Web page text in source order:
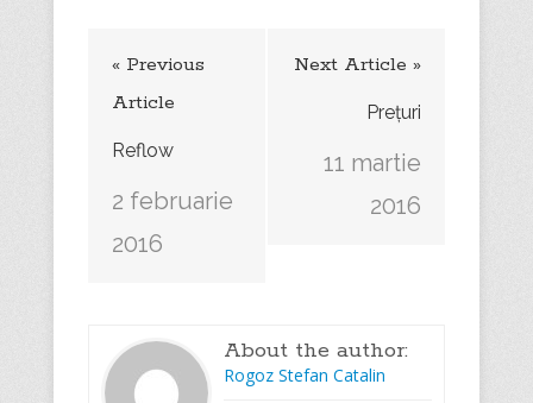
« Previous
Article
Reflow
2 februarie
2016
Next Article »
Prețuri
11 martie
2016
About the author:
Rogoz Stefan Catalin